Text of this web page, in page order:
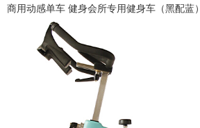
商用动感单车 健身会所专用健身车（黑配蓝）